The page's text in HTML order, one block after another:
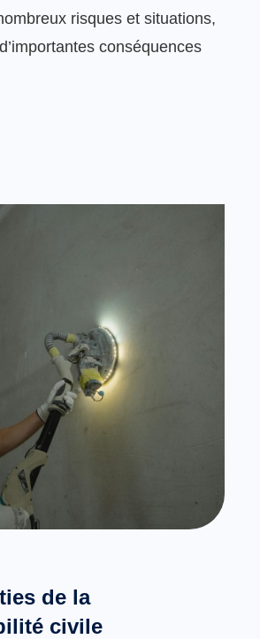
risques et situations,
conséquences
de la
civile